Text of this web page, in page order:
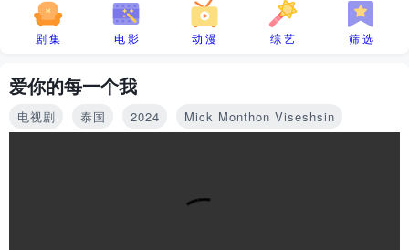
剧 集 电 影 动 漫 综 艺 筛 选
爱你的每一个我
电视剧 泰国 2024 Mick Monthon Viseshsin